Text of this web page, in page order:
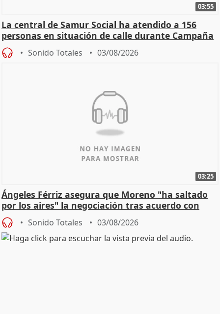
03:55
La central de Samur Social ha atendido a 156
personas en situación de calle durante Campaña
de Calor
Sonido Totales 03/08/2026
03:25
Ángeles Férriz asegura que Moreno "ha saltado
por los aires" la negociación tras acuerdo con
SMA
Sonido Totales 03/08/2026